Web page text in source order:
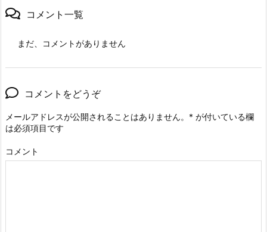
コメント一覧
まだ、コメントがありません
コメントをどうぞ
メールアドレスが公開されることはありません。 * が付いている欄
は必須項目です
コメント